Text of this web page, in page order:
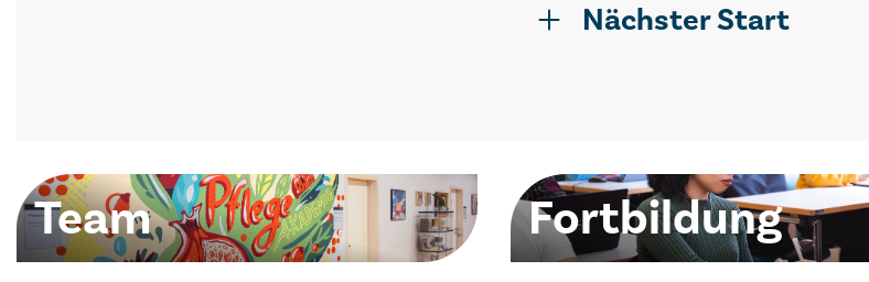
Nächster Start
Team
Ihre Ansprechpartner:innen
Fortbildung
Finden Sie hier weitere Informationen zur